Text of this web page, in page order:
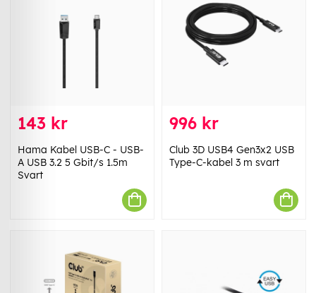
143 kr
Hama Kabel USB-C - USB-
A USB 3.2 5 Gbit/s 1.5m
Svart
996 kr
Club 3D USB4 Gen3x2 USB
Type-C-kabel 3 m svart